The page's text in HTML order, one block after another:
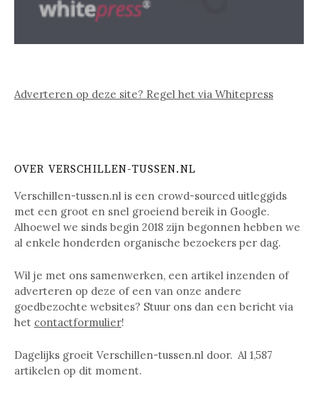
Adverteren op deze site? Regel het via Whitepress
OVER VERSCHILLEN-TUSSEN.NL
Verschillen-tussen.nl is een crowd-sourced uitleggids
met een groot en snel groeiend bereik in Google.
Alhoewel we sinds begin 2018 zijn begonnen hebben we
al enkele honderden organische bezoekers per dag.
Wil je met ons samenwerken, een artikel inzenden of
adverteren op deze of een van onze andere
goedbezochte websites? Stuur ons dan een bericht via
het contactformulier!
Dagelijks groeit Verschillen-tussen.nl door. Al 1,587
artikelen op dit moment.